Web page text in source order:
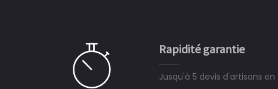
Rapidité garantie
Jusqu'à 5 devis d'artisans en
ne peut plus s'en passer.